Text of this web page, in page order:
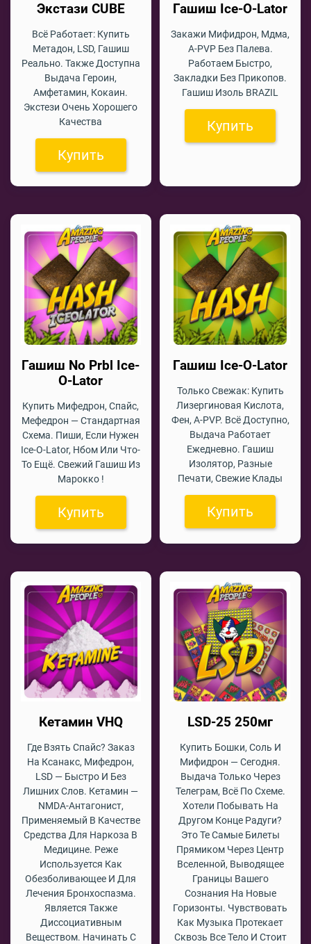
Экстази CUBE
Всё Работает: Купить
Метадон, LSD, Гашиш
Реально. Также Доступна
Выдача Героин,
Амфетамин, Кокаин.
Экстези Очень Хорошего
Качества
Купить
Гашиш Ice-O-Lator
Закажи Мифидрон, Мдма,
A-PVP Без Палева.
Работаем Быстро,
Закладки Без Прикопов.
Гашиш Изоль BRAZIL
Купить
Гашиш No Prbl Ice-
O-Lator
Купить Мифедрон, Спайс,
Мефедрон — Стандартная
Схема. Пиши, Если Нужен
Ice-O-Lator, Нбом Или Что-
То Ещё. Свежий Гашиш Из
Марокко !
Купить
Гашиш Ice-O-Lator
Только Свежак: Купить
Лизергиновая Кислота,
Фен, A-PVP. Всё Доступно,
Выдача Работает
Ежедневно. Гашиш
Изолятор, Разные
Печати, Свежие Клады
Купить
Кетамин VHQ
Где Взять Спайс? Заказ
На Ксанакс, Мифедрон,
LSD — Быстро И Без
Лишних Слов. Кетамин —
NMDA-Антагонист,
Применяемый В Качестве
Средства Для Наркоза В
Медицине. Реже
Используется Как
Обезболивающее И Для
Лечения Бронхоспазма.
Является Также
Диссоциативным
Веществом. Начинать С
LSD-25 250мг
Купить Бошки, Соль И
Мифидрон — Сегодня.
Выдача Только Через
Телеграм, Всё По Схеме.
Хотели Побывать На
Другом Конце Радуги?
Это Те Самые Билеты
Прямиком Через Центр
Вселенной, Выводящее
Границы Вашего
Сознания На Новые
Горизонты. Чувствовать
Как Музыка Протекает
Сквозь Все Тело И Стоит